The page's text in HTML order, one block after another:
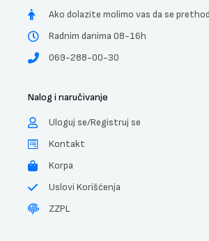
Ako dolazite molimo vas da se
Radnim danima 08-16h
069-288-00-30
Nalog i naručivanje
Uloguj se/Registruj se
Kontakt
Korpa
Uslovi Korišćenja
ZZPL